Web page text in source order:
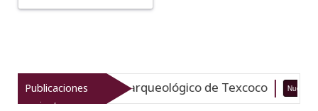
Publicaciones
recientes
el patrimonio arqueológico de Texcoco Nuevo